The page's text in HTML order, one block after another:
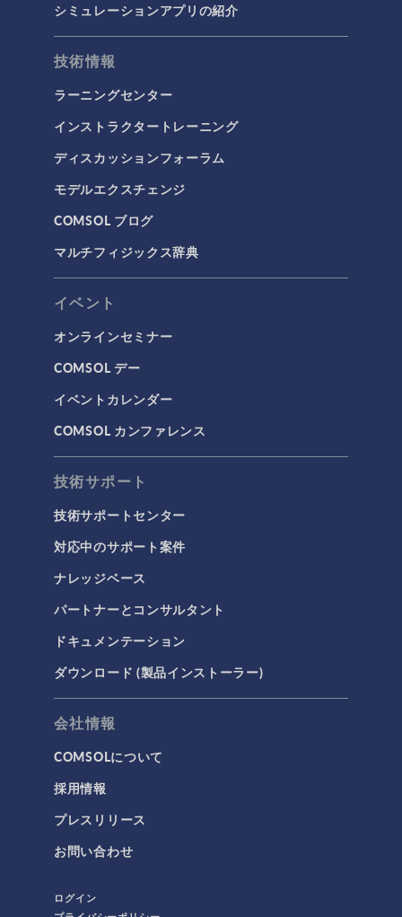
シミュレーションアプリの紹介
技術情報
ラーニングセンター
インストラクタートレーニング
ディスカッションフォーラム
モデルエクスチェンジ
COMSOL ブログ
マルチフィジックス辞典
イベント
オンラインセミナー
COMSOL デー
イベントカレンダー
COMSOL カンファレンス
技術サポート
技術サポートセンター
対応中のサポート案件
ナレッジベース
パートナーとコンサルタント
ドキュメンテーション
ダウンロード (製品インストーラー)
会社情報
COMSOLについて
採用情報
プレスリリース
お問い合わせ
ログイン